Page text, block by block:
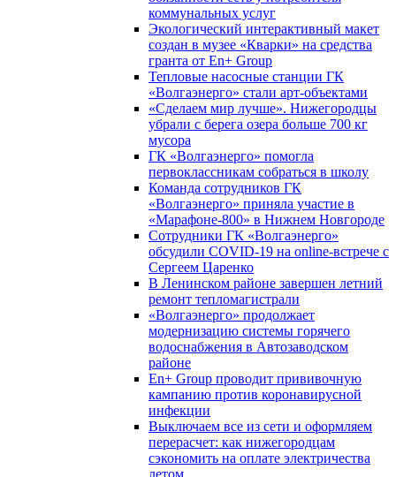
коммунальных услуг
Экологический интерактивный макет
создан в музее «Кварки» на средства
гранта от En+ Group
Тепловые насосные станции ГК
«Волгаэнерго» стали арт-объектами
«Сделаем мир лучше». Нижегородцы
убрали с берега озера больше 700 кг
мусора
ГК «Волгаэнерго» помогла
первоклассникам собраться в школу
Команда сотрудников ГК
«Волгаэнерго» приняла участие в
«Марафоне-800» в Нижнем Новгороде
Сотрудники ГК «Волгаэнерго»
обсудили COVID-19 на online-встрече с
Сергеем Царенко
В Ленинском районе завершен летний
ремонт тепломагистрали
«Волгаэнерго» продолжает
модернизацию системы горячего
водоснабжения в Автозаводском
районе
En+ Group проводит прививочную
кампанию против коронавирусной
инфекции
Выключаем все из сети и оформляем
перерасчет: как нижегородцам
сэкономить на оплате электричества